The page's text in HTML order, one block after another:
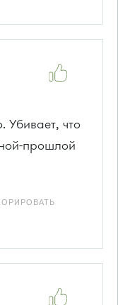
что
прошлой